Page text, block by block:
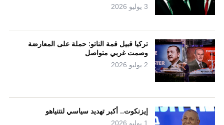
3 يوليو 2026
تركيا قبيل قمة الناتو: حملة على المعارضة
وصمت غربي متواصل
2 يوليو 2026
إيزنكوت.. أكبر تهديد سياسي لنتنياهو
1 يوليو 2026